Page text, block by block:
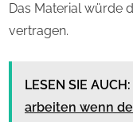
Das Material würde
vertragen.
LESEN SIE AUCH:
arbeiten wenn